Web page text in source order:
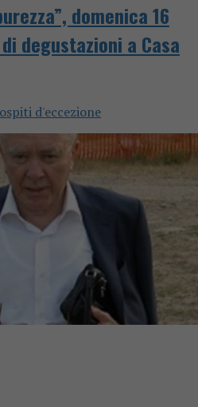
domenica 16
degustazioni a Casa
d'eccezione